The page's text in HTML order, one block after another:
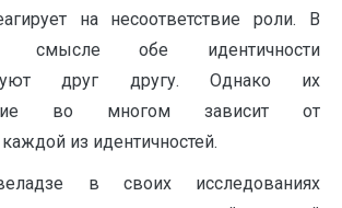
на несоответствие роли. В
смысле обе идентичности
друг другу. Однако их
во многом зависит от
из идентичностей.
в своих исследованиях